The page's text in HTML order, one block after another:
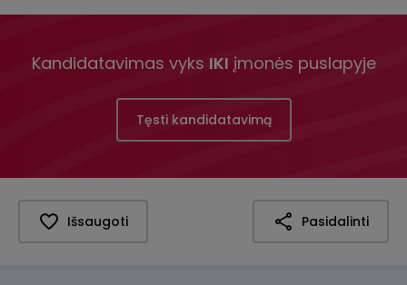
Kandidatavimas vyks IKI įmonės puslapyje
Tęsti kandidatavimą
Išsaugoti Pasidalinti